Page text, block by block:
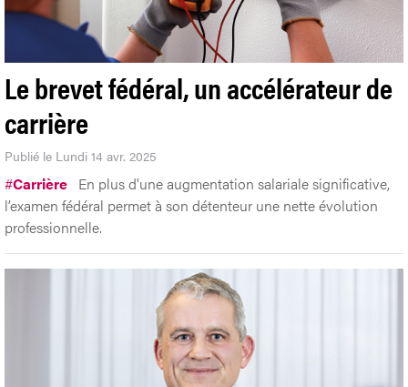
Le brevet fédéral, un accélérateur de
carrière
Publié le Lundi 14 avr. 2025
#Carrière En plus d'une augmentation salariale significative,
l’examen fédéral permet à son détenteur une nette évolution
professionnelle.